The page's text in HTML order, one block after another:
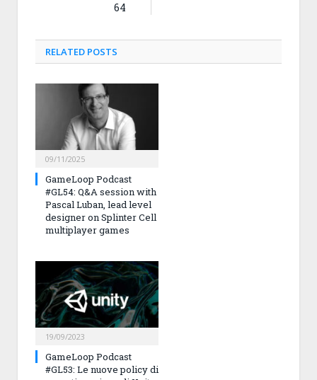
64
RELATED POSTS
09/11/2025
GameLoop Podcast
#GL54: Q&A session with
Pascal Luban, lead level
designer on Splinter Cell
multiplayer games
19/09/2023
GameLoop Podcast
#GL53: Le nuove policy di